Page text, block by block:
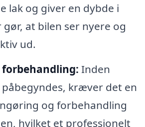
lak og giver en dybde i
at bilen ser nyere og
ud.
forbehandling: Inden
kræver det en
og forbehandling
hvilket et professionelt